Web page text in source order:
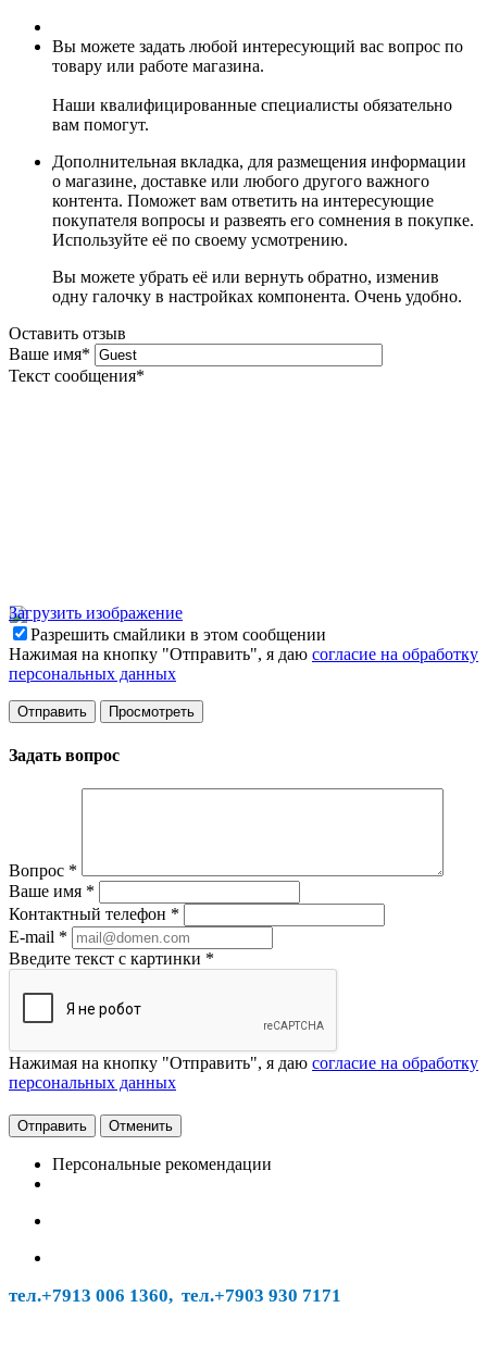
Вы можете задать любой интересующий вас вопрос по
товару или работе магазина.
Наши квалифицированные специалисты обязательно
вам помогут.
Дополнительная вкладка, для размещения информации
о магазине, доставке или любого другого важного
контента. Поможет вам ответить на интересующие
покупателя вопросы и развеять его сомнения в покупке.
Используйте её по своему усмотрению.
Вы можете убрать её или вернуть обратно, изменив
одну галочку в настройках компонента. Очень удобно.
Оставить отзыв
Ваше имя*
Текст сообщения*
Загрузить изображение
Разрешить смайлики в этом сообщении
Нажимая на кнопку "Отправить", я даю согласие на обработку
персональных данных
Задать вопрос
Вопрос *
Ваше имя *
Контактный телефон *
E-mail *
Введите текст с картинки *
Нажимая на кнопку "Отправить", я даю согласие на обработку
персональных данных
Отменить
Персональные рекомендации
тел.+7913 006 1360, тел.+7903 930 7171